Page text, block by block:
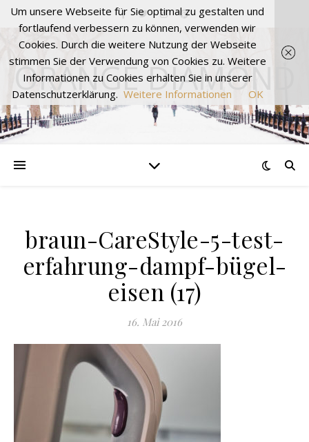
ORANGE DIAMOND
braun-CareStyle-5-test-
erfahrung-dampf-bügel-
eisen (17)
16. Mai 2016
Um unsere Webseite für Sie optimal zu gestalten und
fortlaufend verbessern zu können, verwenden wir
Cookies. Durch die weitere Nutzung der Webseite
stimmen Sie der Verwendung von Cookies zu. Weitere
Informationen zu Cookies erhalten Sie in unserer
Datenschutzerklärung. Weitere Informationen OK